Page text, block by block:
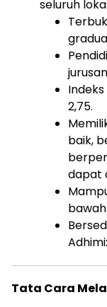
seluruh
2,75.
baik,
dapat
Tata Cara